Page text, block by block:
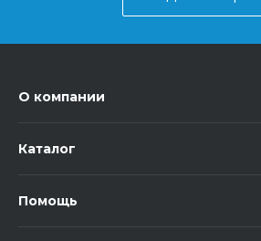
О компании
Каталог
Помощь